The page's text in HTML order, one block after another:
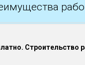
Строительство